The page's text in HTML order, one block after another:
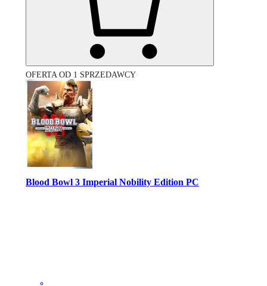
OFERTA OD 1 SPRZEDAWCY
Blood Bowl 3 Imperial Nobility Edition PC